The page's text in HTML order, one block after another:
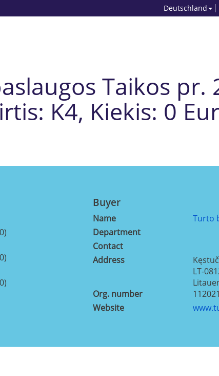
Deutschland
Taikos pr.
K4, Kiekis: 0 Eur
Buyer
Name
Turto
Department
Contact
Address
LT-
Org. number
Website